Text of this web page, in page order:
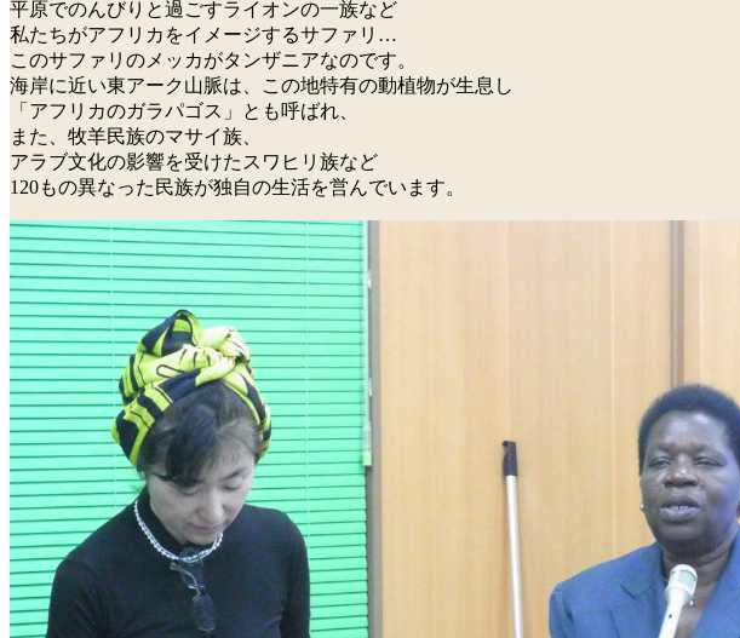
平原でのんびりと過ごすライオンの一族など
私たちがアフリカをイメージするサファリ…
このサファリのメッカがタンザニアなのです。
海岸に近い東アーク山脈は、この地特有の動植物が生息し
「アフリカのガラパゴス」とも呼ばれ、
また、牧羊民族のマサイ族、
アラブ文化の影響を受けたスワヒリ族など
120もの異なった民族が独自の生活を営んでいます。